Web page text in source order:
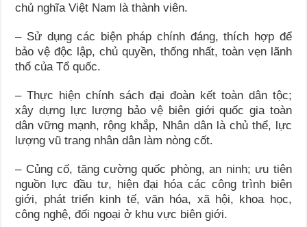
chủ nghĩa Việt Nam là thành viên.
– Sử dụng các biện pháp chính đáng, thích hợp để
bảo vệ độc lập, chủ quyền, thống nhất, toàn vẹn lãnh
thổ của Tổ quốc.
– Thực hiện chính sách đại đoàn kết toàn dân tộc;
xây dựng lực lượng bảo vệ biên giới quốc gia toàn
dân vững mạnh, rộng khắp, Nhân dân là chủ thể, lực
lượng vũ trang nhân dân làm nòng cốt.
– Củng cố, tăng cường quốc phòng, an ninh; ưu tiên
nguồn lực đầu tư, hiện đại hóa các công trình biên
giới, phát triển kinh tế, văn hóa, xã hội, khoa học,
công nghệ, đối ngoại ở khu vực biên giới.